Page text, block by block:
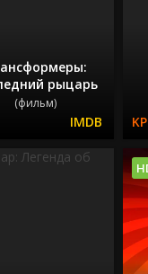
рыцарь
(фильм)